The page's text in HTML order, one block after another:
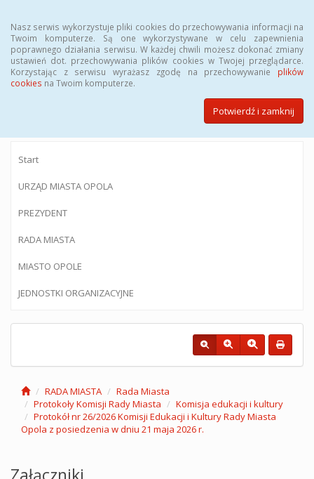
Nasz serwis wykorzystuje pliki cookies do przechowywania informacji na
Twoim komputerze. Są one wykorzystywane w celu zapewnienia
poprawnego działania serwisu. W każdej chwili możesz dokonać zmiany
ustawień dot. przechowywania plików cookies w Twojej przeglądarce.
Korzystając z serwisu wyrażasz zgodę na przechowywanie plików
cookies na Twoim komputerze.
Potwierdź i zamknij
BIULETYN INFORMACJI PUBLICZNEJ
Urzędu Miasta Opola
Start
URZĄD MIASTA OPOLA
PREZYDENT
RADA MIASTA
MIASTO OPOLE
JEDNOSTKI ORGANIZACYJNE
RADA MIASTA
Rada Miasta
Protokoły Komisji Rady Miasta
Komisja edukacji i kultury
Protokół nr 26/2026 Komisji Edukacji i Kultury Rady Miasta
Opola z posiedzenia w dniu 21 maja 2026 r.